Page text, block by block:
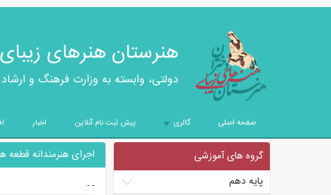
هنرستان هنرهای
دولتی، وابسته به وزارت فرهنگ و
صفحه اصلی
+
گالری پیش ثبت نام آنلاین اخبار
گروه های آموزشی
پایه دهم
اجرای هنرمندانه قطعه
-
-